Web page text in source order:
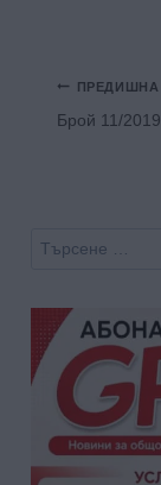
Навигация
ПРЕДИШНА
Брой 11/2019
Търсене